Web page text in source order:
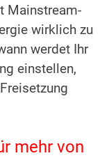
Mainstream-
wirklich zu
werdet Ihr
einstellen,
mehr von